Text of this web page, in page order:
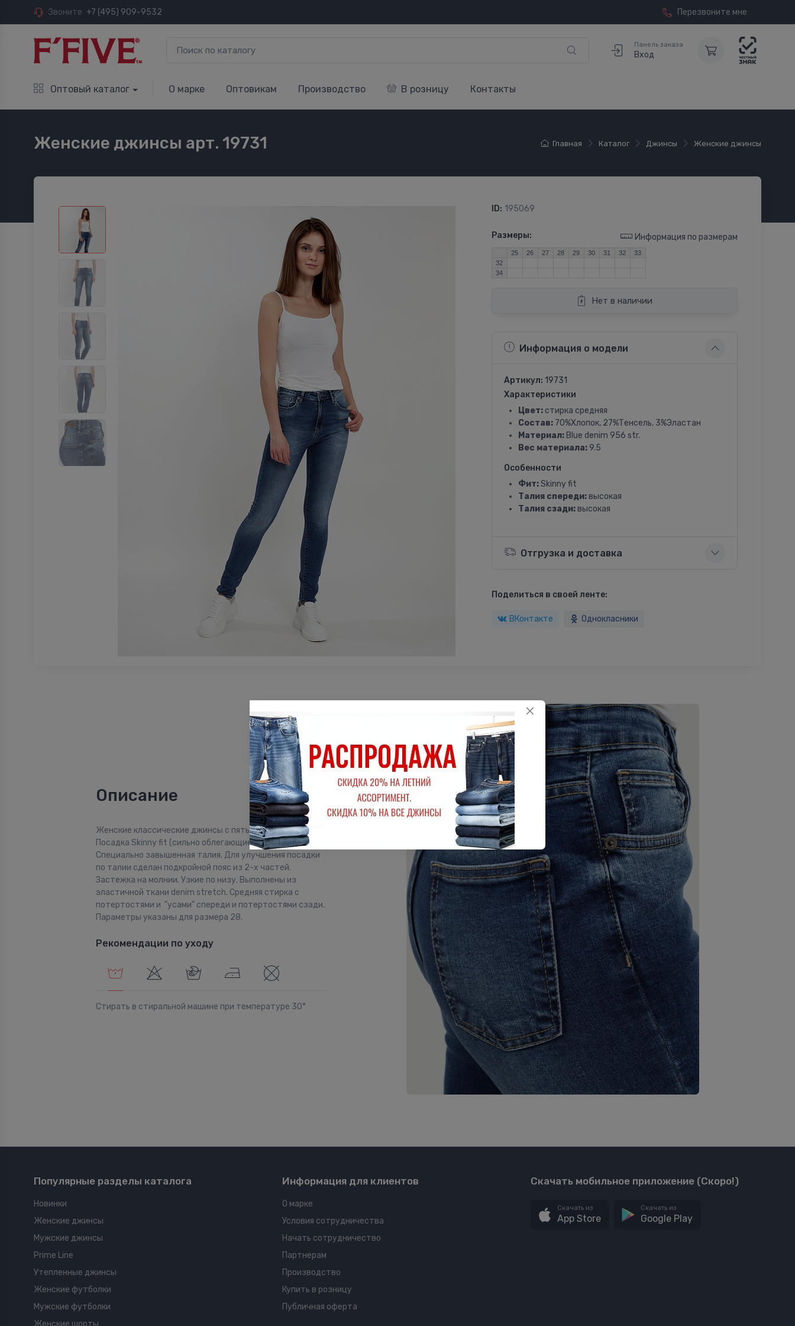
Звоните +7 (495) 909-9532 Перезвоните мне
Панель заказа
Вход
Оптовый каталог О марке Оптовикам Производство В розницу Контакты
Главная Каталог Джинсы Женские джинсы
Женские джинсы арт. 19731
ID: 195069
Размеры: Информация по размерам
25 26 27 28 29 30 31 32
33
32
34
Нет в наличии
Информация о модели
Артикул: 19731
Характеристики
Цвет:стирка средняя
Состав:70%Хлопок, 27%Тенсель, 3%Эластан
Материал:Blue denim 956 str.
Вес материала:9.5
Особенности
Фит:Skinny fit
Талия спереди:высокая
Талия сзади:высокая
Отгрузка и доставка
Поделиться в своей ленте:
ВКонтакте Однокласники
Описание
Женские классические джинсы с пятью карманами.
Посадка Skinny fit (сильно облегающие по бедру).
Специально завышенная талия. Для улучшения посадки
по талии сделан подкройной пояс из 2-х частей.
Застежка на молнии. Узкие по низу. Выполнены из
эластичной ткани denim stretch. Средняя стирка с
потертостями и "усами" спереди и потертостями сзади.
Параметры указаны для размера 28.
Рекомендации по уходу
Стирать в стиральной машине при температуре 30°
Популярные разделы каталога
Новинки
Женские джинсы
Мужские джинсы
Prime Line
Утепленные джинсы
Женские футболки
Мужские футболки
Информация для клиентов
О марке
Условия сотрудничества
Начать сотрудничество
Партнерам
Производство
Купить в розницу
Публичная оферта
Скачать мобильное приложение (Скоро!)
Скачать из
App Store
Скачать из
Google Play